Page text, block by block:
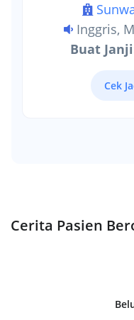
Inggris,
Buat
Cek
Cerita Pasien